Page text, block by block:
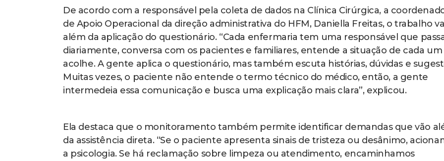
De acordo com a responsável pela coleta de dados na Clínica Cirúrgica, a
de Apoio Operacional da direção administrativa do HFM, Daniella Freitas, o trabalho
além da aplicação do questionário. “Cada enfermaria tem uma responsável que
diariamente, conversa com os pacientes e familiares, entende a situação de cada um
acolhe. A gente aplica o questionário, mas também escuta histórias, dúvidas e
Muitas vezes, o paciente não entende o termo técnico do médico, então, a gente
intermedeia essa comunicação e busca uma explicação mais clara”, explicou.
Ela destaca que o monitoramento também permite identificar demandas que vão
da assistência direta. “Se o paciente apresenta sinais de tristeza ou desânimo,
a psicologia. Se há reclamação sobre limpeza ou atendimento, encaminhamos